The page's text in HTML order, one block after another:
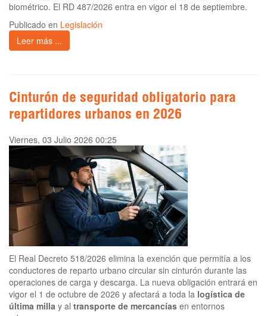
biométrico. El RD 487/2026 entra en vigor el 18 de septiembre.
Publicado en Legislación
Leer más ...
Cinturón de seguridad obligatorio para
repartidores urbanos en 2026
Viernes, 03 Julio 2026 00:25
El Real Decreto 518/2026 elimina la exención que permitía a los
conductores de reparto urbano circular sin cinturón durante las
operaciones de carga y descarga. La nueva obligación entrará en
vigor el 1 de octubre de 2026 y afectará a toda la logística de
última milla y al transporte de mercancías en entornos